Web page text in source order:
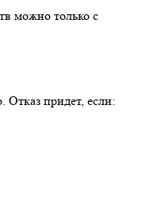
можно только с
Отказ придет, если: